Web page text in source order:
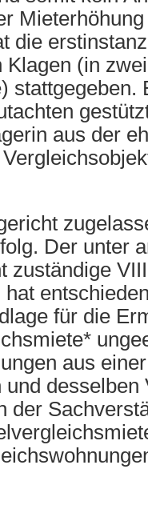
die
Klagen (in
stattgegeben.
aus der
Der unter
zuständige
für die
aus
desselben
der